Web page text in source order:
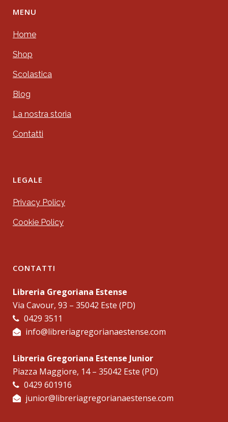
MENU
Home
Shop
Scolastica
Blog
La nostra storia
Contatti
LEGALE
Privacy Policy
Cookie Policy
CONTATTI
Libreria Gregoriana Estense
Via Cavour, 93 – 35042 Este (PD)
0429 3511
info@libreriagregorianaestense.com
Libreria Gregoriana Estense Junior
Piazza Maggiore, 14 – 35042 Este (PD)
0429 601916
junior@libreriagregorianaestense.com